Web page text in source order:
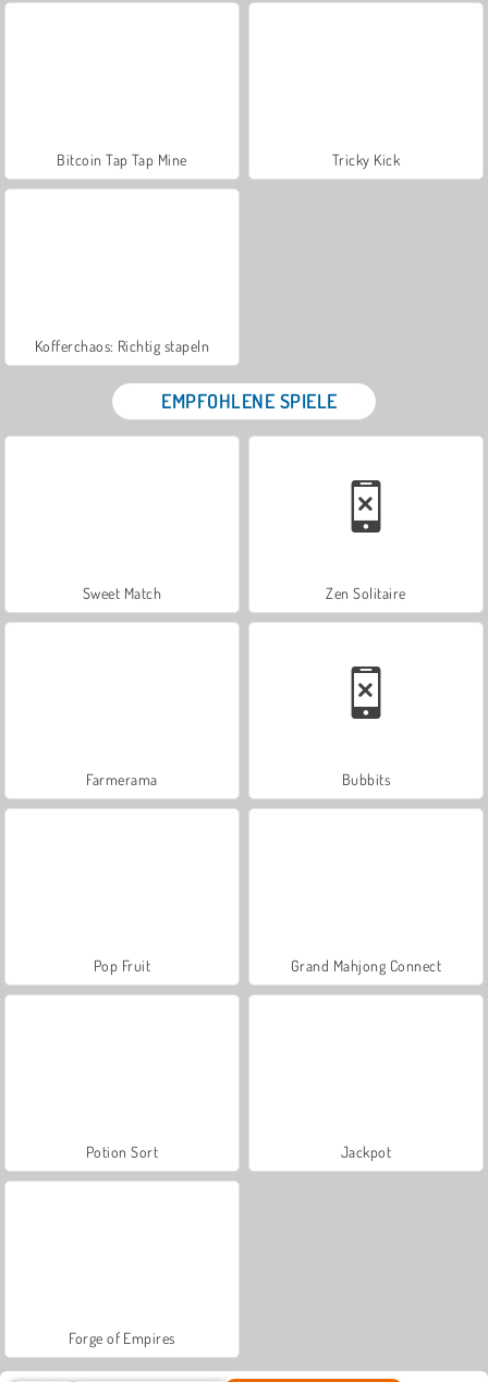
Bitcoin Tap Tap Mine Tricky Kick
Kofferchaos: Richtig stapeln
EMPFOHLENE SPIELE
Sweet Match Zen Solitaire
Farmerama Bubbits
Pop Fruit Grand Mahjong Connect
Potion Sort Jackpot
Forge of Empires